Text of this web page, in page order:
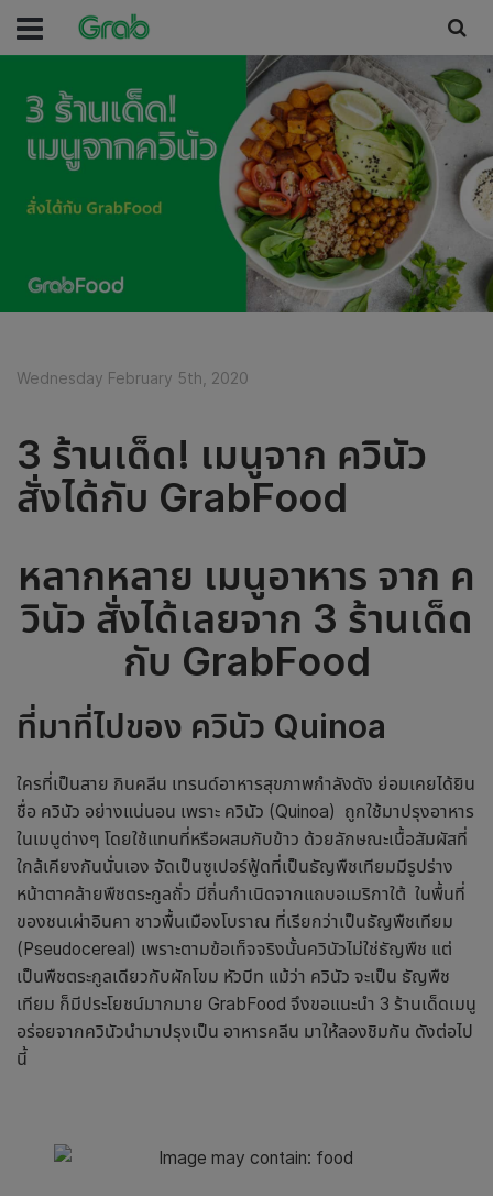
Wednesday February 5th, 2020
3 ร้านเด็ด! เมนูจาก ควินัว
สั่งได้กับ GrabFood
หลากหลาย เมนูอาหาร จาก ค
วินัว สั่งได้เลยจาก 3 ร้านเด็ด
กับ GrabFood
ที่มาที่ไปของ ควินัว Quinoa
ใครที่เป็นสาย กินคลีน เทรนด์อาหารสุขภาพกำลังดัง ย่อมเคยได้ยิน
ชื่อ ควินัว อย่างแน่นอน เพราะ ควินัว (Quinoa) ถูกใช้มาปรุงอาหาร
ในเมนูต่างๆ โดยใช้แทนที่หรือผสมกับข้าว ด้วยลักษณะเนื้อสัมผัสที่
ใกล้เคียงกันนั่นเอง จัดเป็นซูเปอร์ฟู้ดที่เป็นธัญพืชเทียมมีรูปร่าง
หน้าตาคล้ายพืชตระกูลถั่ว มีถิ่นกำเนิดจากแถบอเมริกาใต้ ในพื้นที่
ของชนเผ่าอินคา ชาวพื้นเมืองโบราณ ที่เรียกว่าเป็นธัญพืชเทียม
(Pseudocereal) เพราะตามข้อเท็จจริงนั้นควินัวไม่ใช่ธัญพืช แต่
เป็นพืชตระกูลเดียวกับผักโขม หัวบีท แม้ว่า ควินัว จะเป็น ธัญพืช
เทียม ก็มีประโยชน์มากมาย GrabFood จึงขอแนะนำ 3 ร้านเด็ดเมนู
อร่อยจากควินัวนำมาปรุงเป็น อาหารคลีน มาให้ลองชิมกัน ดังต่อไป
นี้